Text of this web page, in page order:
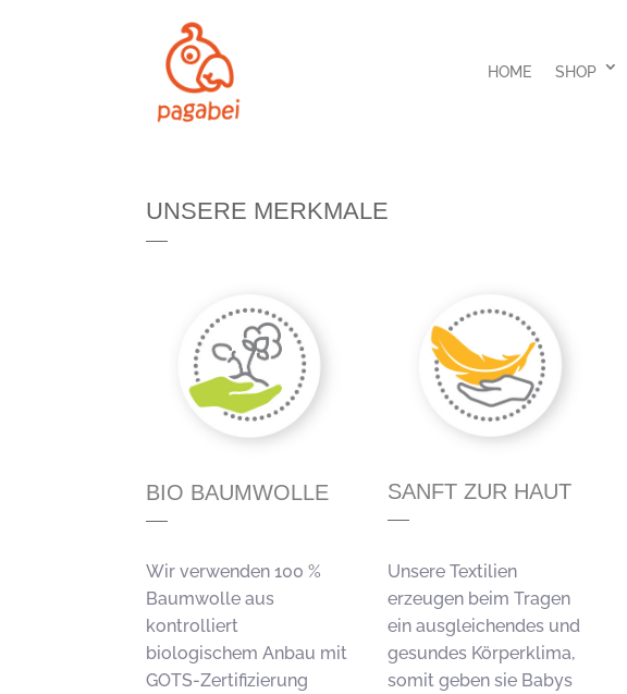
HOME SHOP
UNSERE MERKMALE
BIO BAUMWOLLE
Wir verwenden 100 %
Baumwolle aus
kontrolliert
biologischem Anbau mit
GOTS-Zertifizierung
SANFT ZUR HAUT
Unsere Textilien
erzeugen beim Tragen
ein ausgleichendes und
gesundes Körperklima,
somit geben sie Babys